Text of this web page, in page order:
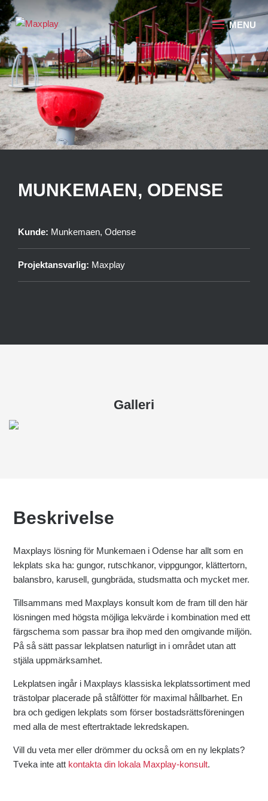
MUNKEMAEN, ODENSE
Kunde: Munkemaen, Odense
Projektansvarlig: Maxplay
Galleri
Beskrivelse
Maxplays lösning för Munkemaen i Odense har allt som en
lekplats ska ha: gungor, rutschkanor, vippgungor, klättertorn,
balansbro, karusell, gungbräda, studsmatta och mycket mer.
Tillsammans med Maxplays konsult kom de fram till den här
lösningen med högsta möjliga lekvärde i kombination med ett
färgschema som passar bra ihop med den omgivande miljön.
På så sätt passar lekplatsen naturligt in i området utan att
stjäla uppmärksamhet.
Lekplatsen ingår i Maxplays klassiska lekplatssortiment med
trästolpar placerade på stålfötter för maximal hållbarhet. En
bra och gedigen lekplats som förser bostadsrättsföreningen
med alla de mest eftertraktade lekredskapen.
Vill du veta mer eller drömmer du också om en ny lekplats?
Tveka inte att kontakta din lokala Maxplay-konsult.